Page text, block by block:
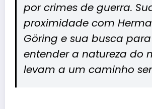
por crimes de guerra.
proximidade com
Göring e sua busca para
entender a natureza do
levam a um caminho